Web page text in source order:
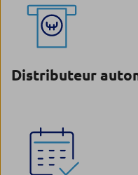
Distributeur